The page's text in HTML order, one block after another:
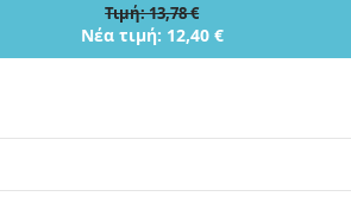
Τιμή: 13,78 €
Νέα τιμή: 12,40 €